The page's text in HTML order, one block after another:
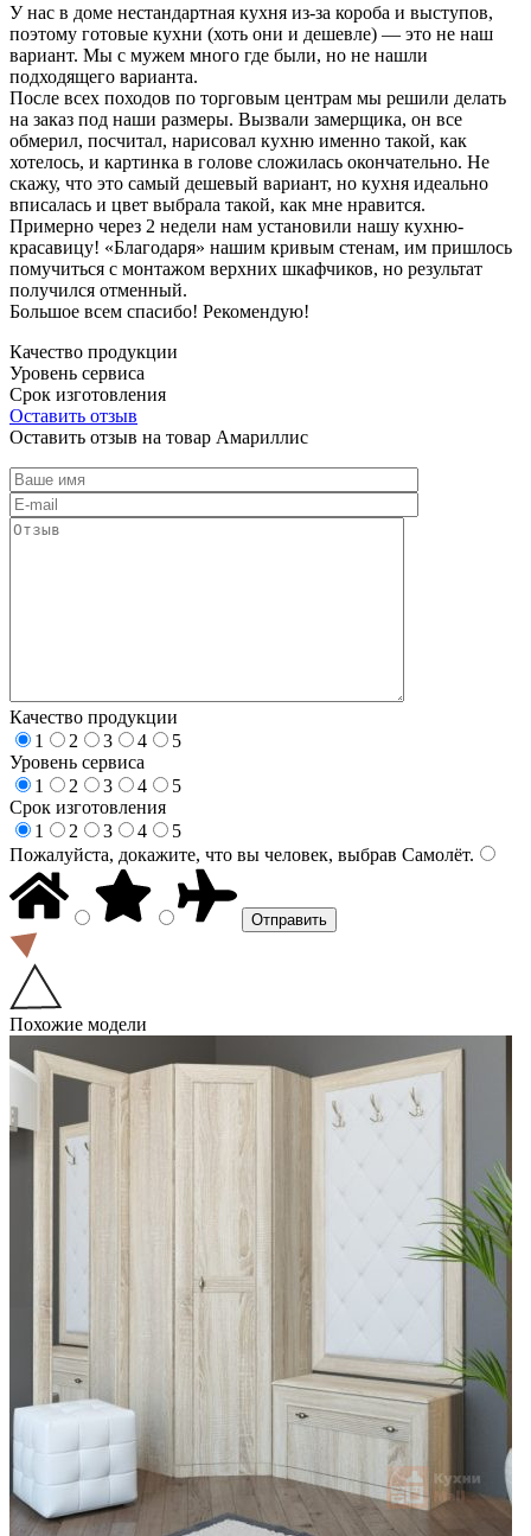
У нас в доме нестандартная кухня из-за короба и выступов,
поэтому готовые кухни (хоть они и дешевле) — это не наш
вариант. Мы с мужем много где были, но не нашли
подходящего варианта.
После всех походов по торговым центрам мы решили делать
на заказ под наши размеры. Вызвали замерщика, он все
обмерил, посчитал, нарисовал кухню именно такой, как
хотелось, и картинка в голове сложилась окончательно. Не
скажу, что это самый дешевый вариант, но кухня идеально
вписалась и цвет выбрала такой, как мне нравится.
Примерно через 2 недели нам установили нашу кухню-
красавицу! «Благодаря» нашим кривым стенам, им пришлось
помучиться с монтажом верхних шкафчиков, но результат
получился отменный.
Большое всем спасибо! Рекомендую!
Качество продукции
Уровень сервиса
Срок изготовления
Оставить отзыв
Оставить отзыв на товар Амариллис
Качество продукции
1
2 3 4
5
Уровень сервиса
1
2 3 4
5
Срок изготовления
1
2 3 4
5
Пожалуйста, докажите, что вы человек, выбрав Самолёт.
Похожие модели